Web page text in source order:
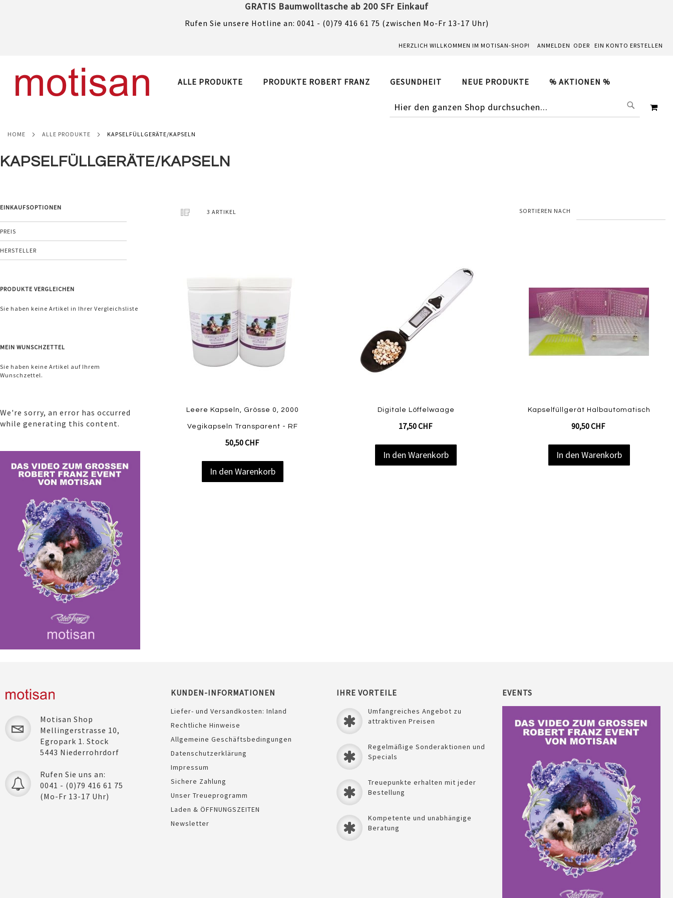
GRATIS Baumwolltasche ab 200 SFr Einkauf
Rufen Sie unsere Hotline an: 0041 - (0)79 416 61 75 (zwischen Mo-Fr 13-17 Uhr)
HERZLICH WILLKOMMEN IM MOTISAN-SHOP! ANMELDEN EIN KONTO ERSTELLEN
ALLE PRODUKTE PRODUKTE ROBERT FRANZ GESUNDHEIT NEUE PRODUKTE % AKTIONEN %
SUCHE
HOME ALLE PRODUKTE KAPSELFÜLLGERÄTE/KAPSELN
KAPSELFÜLLGERÄTE/KAPSELN
ANSICHT
ALS
RasterListe
3 ARTIKEL SORTIEREN NACH
hinzufügen
Leere Kapseln, Grösse 0, 2000
Vegikapseln Transparent - RF
50,50 CHF
In den Warenkorb
Digitale Löffelwaage
17,50 CHF
In den Warenkorb
hinzufügen
Kapselfüllgerät Halbautomatisch
90,50 CHF
In den Warenkorb
EINKAUFSOPTIONEN
PREIS
HERSTELLER
PRODUKTE VERGLEICHEN
Sie haben keine Artikel in Ihrer Vergleichsliste
MEIN WUNSCHZETTEL
Sie haben keine Artikel auf Ihrem
Wunschzettel.
We're sorry, an error has occurred
while generating this content.
Motisan Shop
Mellingerstrasse 10,
Egropark 1. Stock
5443 Niederrohrdorf
Rufen Sie uns an:
0041 - (0)79 416 61 75
(Mo-Fr 13-17 Uhr)
KUNDEN-INFORMATIONEN
Liefer- und Versandkosten: Inland
Rechtliche Hinweise
Allgemeine Geschäftsbedingungen
Datenschutzerklärung
Impressum
Sichere Zahlung
Unser Treueprogramm
Laden & ÖFFNUNGSZEITEN
Newsletter
IHRE VORTEILE
Umfangreiches Angebot zu
attraktiven Preisen
Regelmäßige Sonderaktionen und
Specials
Treuepunkte erhalten mit jeder
Bestellung
Kompetente und unabhängige
Beratung
EVENTS